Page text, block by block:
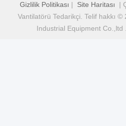
Gizlilik Politikası | Site Haritası |
Vantilatörü Tedarikçi. Telif hakkı
Industrial Equipment Co.,ltd .